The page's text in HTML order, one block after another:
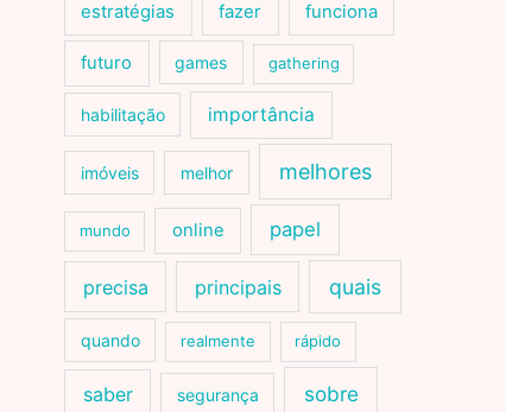
estratégias fazer funciona
futuro games gathering
habilitação importância
imóveis melhor melhores
mundo online papel
precisa principais quais
quando realmente rápido
saber segurança sobre